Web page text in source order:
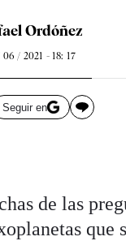
Ordóñez
06 / 2021 - 18: 17
Seguir en
de las
que